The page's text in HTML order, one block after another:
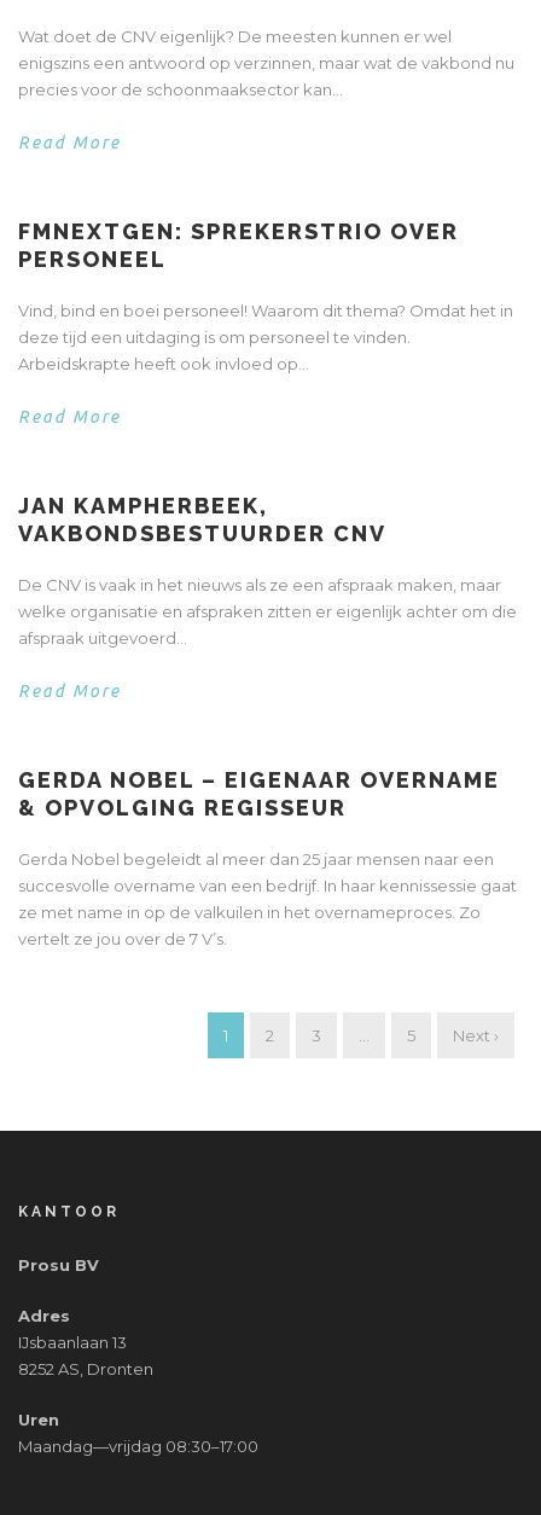
Wat doet de CNV eigenlijk? De meesten kunnen er wel
enigszins een antwoord op verzinnen, maar wat de vakbond nu
precies voor de schoonmaaksector kan...
Read More
FMNEXTGEN: SPREKERSTRIO OVER
PERSONEEL
Vind, bind en boei personeel! Waarom dit thema? Omdat het in
deze tijd een uitdaging is om personeel te vinden.
Arbeidskrapte heeft ook invloed op...
Read More
JAN KAMPHERBEEK,
VAKBONDSBESTUURDER CNV
De CNV is vaak in het nieuws als ze een afspraak maken, maar
welke organisatie en afspraken zitten er eigenlijk achter om die
afspraak uitgevoerd...
Read More
GERDA NOBEL – EIGENAAR OVERNAME
& OPVOLGING REGISSEUR
Gerda Nobel begeleidt al meer dan 25 jaar mensen naar een
succesvolle overname van een bedrijf. In haar kennissessie gaat
ze met name in op de valkuilen in het overnameproces. Zo
vertelt ze jou over de 7 V’s.
1 2 3 … 5 Next ›
KANTOOR
Prosu BV
Adres
IJsbaanlaan 13
8252 AS, Dronten
Uren
Maandag—vrijdag 08:30–17:00